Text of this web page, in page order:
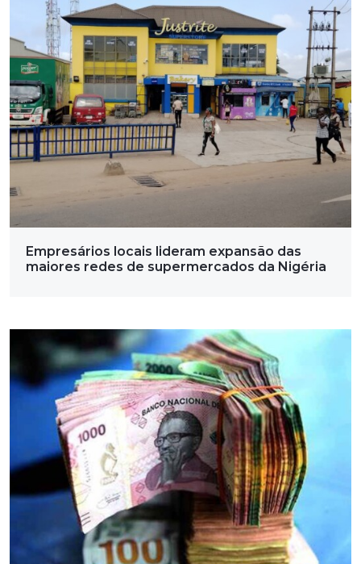
Empresários locais lideram expansão das
maiores redes de supermercados da Nigéria